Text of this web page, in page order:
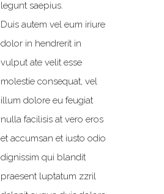
legunt saepius.
Duis autem vel eum iriure
dolor in hendrerit in
vulput ate velit esse
molestie consequat, vel
illum dolore eu feugiat
nulla facilisis at vero eros
et accumsan et iusto odio
dignissim qui blandit
praesent luptatum zzril